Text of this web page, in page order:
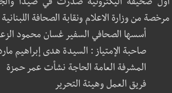
مرخصة من وزارة الاعلام ونقابة الصحافة اللبنانية
أسسها الصحافي السفير غسان محمود الزعتري
صاحبة الإمتياز : السيدة هدى إبراهيم
المشرفة العامة الحاجة نشأت عمر حمزة
فريق العمل وهيئة التحرير